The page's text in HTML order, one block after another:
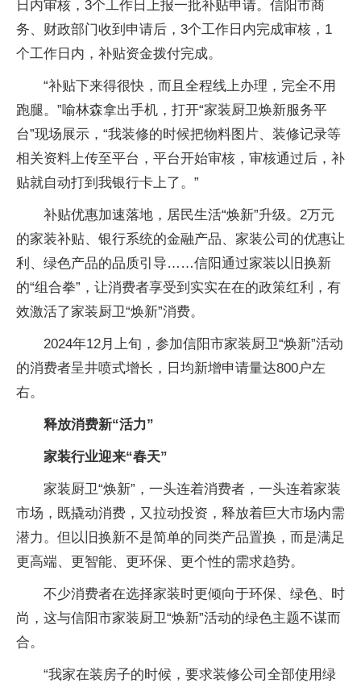
日内审核，3个工作日上报一批补贴申请。信阳市商
务、财政部门收到申请后，3个工作日内完成审核，1
个工作日内，补贴资金拨付完成。
“补贴下来得很快，而且全程线上办理，完全不用
跑腿。”喻林森拿出手机，打开“家装厨卫焕新服务平
台”现场展示，“我装修的时候把物料图片、装修记录等
相关资料上传至平台，平台开始审核，审核通过后，补
贴就自动打到我银行卡上了。”
补贴优惠加速落地，居民生活“焕新”升级。2万元
的家装补贴、银行系统的金融产品、家装公司的优惠让
利、绿色产品的品质引导……信阳通过家装以旧换新
的“组合拳”，让消费者享受到实实在在的政策红利，有
效激活了家装厨卫“焕新”消费。
2024年12月上旬，参加信阳市家装厨卫“焕新”活动
的消费者呈井喷式增长，日均新增申请量达800户左
右。
释放消费新“活力”
家装行业迎来“春天”
家装厨卫“焕新”，一头连着消费者，一头连着家装
市场，既撬动消费，又拉动投资，释放着巨大市场内需
潜力。但以旧换新不是简单的同类产品置换，而是满足
更高端、更智能、更环保、更个性的需求趋势。
不少消费者在选择家装时更倾向于环保、绿色、时
尚，这与信阳市家装厨卫“焕新”活动的绿色主题不谋而
合。
“我家在装房子的时候，要求装修公司全部使用绿